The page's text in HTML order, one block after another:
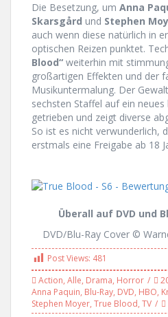
Die Besetzung, um Anna
Skarsgård und Stephen
auch wenn diese natürlich in
optischen Reizen punktet.
Blood“ weiterhin mit
großartigen Effekten und der
Musikuntermalung. Der
sechsten Staffel auf ein
getrieben und zeigt diverse
So ist es nicht verwunderlich,
erstmals eine Freigabe ab 18
Überall auf DVD und
DVD/Blu-Ray Cover ©
Post Views: 481
Action, Alle, Drama, Horror
Anna Paquin, Blu-Ray, DVD, HBO,
Stephen Moyer, True Blood, TV